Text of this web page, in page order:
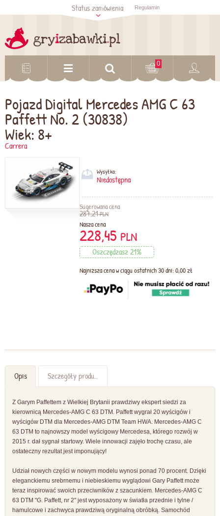
Sprawdź status
zamówienia
Status zamówienia Regulamin
0
Pojazd Digital Mercedes AMG C 63
Paffett No. 2 (30838)
Wiek: 8+
Carrera
Wysyłka:
Niedostępna
Sugerowana cena
287,21PLN
Nasza cena
228,45 PLN
Oszczędzasz 21%
Najniższa cena w ciągu ostatnich 30 dni: 0,00 zł
Opis Szczegóły produktu
Z Garym Paffettem z Wielkiej Brytanii prawdziwy ekspert siedzi za
kierownicą Mercedes-AMG C 63 DTM. Paffett wygrał 20 wyścigów i
wyścigów DTM dla Mercedes-AMG DTM Team HWA. Mercedes-AMG C
63 DTM to najnowszy model wyścigowy Mercedesa, którego rozwój w
2015 r. dał sygnał startowy. Wiele innowacji zajęło trochę czasu, ale
ostateczny rezultat jest imponujący!
Udział nowych części w nowym modelu wynosi ponad 70 procent. Dzięki
eleganckiemu srebrnemu i niebieskiemu wyglądowi Gary Paffett może
teraz inspirować swoich przeciwników z szacunkiem. Mercedes-AMG C
63 DTM "G. Paffett, nr 2" jest wyposażony w światła przednie i tylne /
hamulcowe i zachwyca prawdziwą oryginalną obróbką. Samochód